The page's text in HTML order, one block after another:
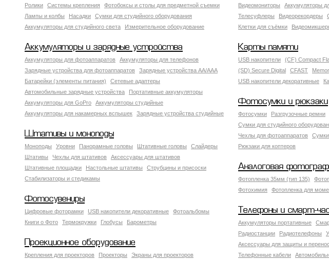
Ролики
Системы крепления
Фотобоксы и столы для предметной съемки
Лампы и колбы
Насадки
Сумки для студийного оборудования
Аккумуляторы для студийного света
Измерительное оборудование
Видеомониторы
Аккумуляторы
Телесуфлеры
Видеорекордеры
Клетки для съёмки
Аккумуляторы и зарядные устройства
Аккумуляторы для фотоаппаратов
Аккумуляторы для телефонов
Зарядные устройства для фотоаппаратов
Зарядные устройства AA/AAA
Батарейки (элементы питания)
Сетевые адаптеры
Автомобильные зарядные устройства
Портативные аккумуляторы
Аккумуляторы для GoPro
Аккумуляторы студийные
Аккумуляторы для накамерных вспышек
Зарядные устройства студийные
Карты памяти
USB накопители (CF) Compact
(SD) Secure Digital
CFAST
USB накопители декоративные
Фотосумки и рюкзаки
Фотосумки Разгрузочные ремни
Сумки для студийного
Чехлы для фотоаппаратов
Рюкзаки для коптеров
Штативы и моноподы
Моноподы Уровни Панорамные головы Штативные головы
Слайдеры
Штативы
Чехлы для штативов
Аксессуары для штативов
Штативные площадки
Настольные штативы
Струбцины и присоски
Стабилизаторы и стедикамы
Аналоговая
Фотопленка 35мм (тип 135)
Фотохимия
Фотопленка для
Фотосувениры
Цифровые фоторамки USB накопители декоративные
Фотоальбомы
Книги о Фото
Термокружки Глобусы Барометры
Телефоны и смарт-
Аккумуляторы портативные
Радиостанции
Радиотелефоны
Аксессуары для защиты и
Телефонные кабели
Проекционное оборудование
Крепления для проекторов Проекторы
Экраны для проекторов